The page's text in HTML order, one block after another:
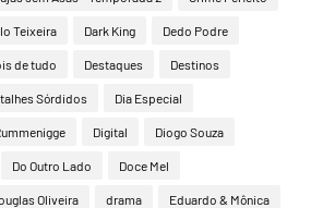
Teixeira Dark King Dedo Podre
de tudo Destaques Destinos
Sórdidos Dia Especial
Digital Diogo Souza
Do Outro Lado Doce Mel
Oliveira drama Eduardo & Mônica